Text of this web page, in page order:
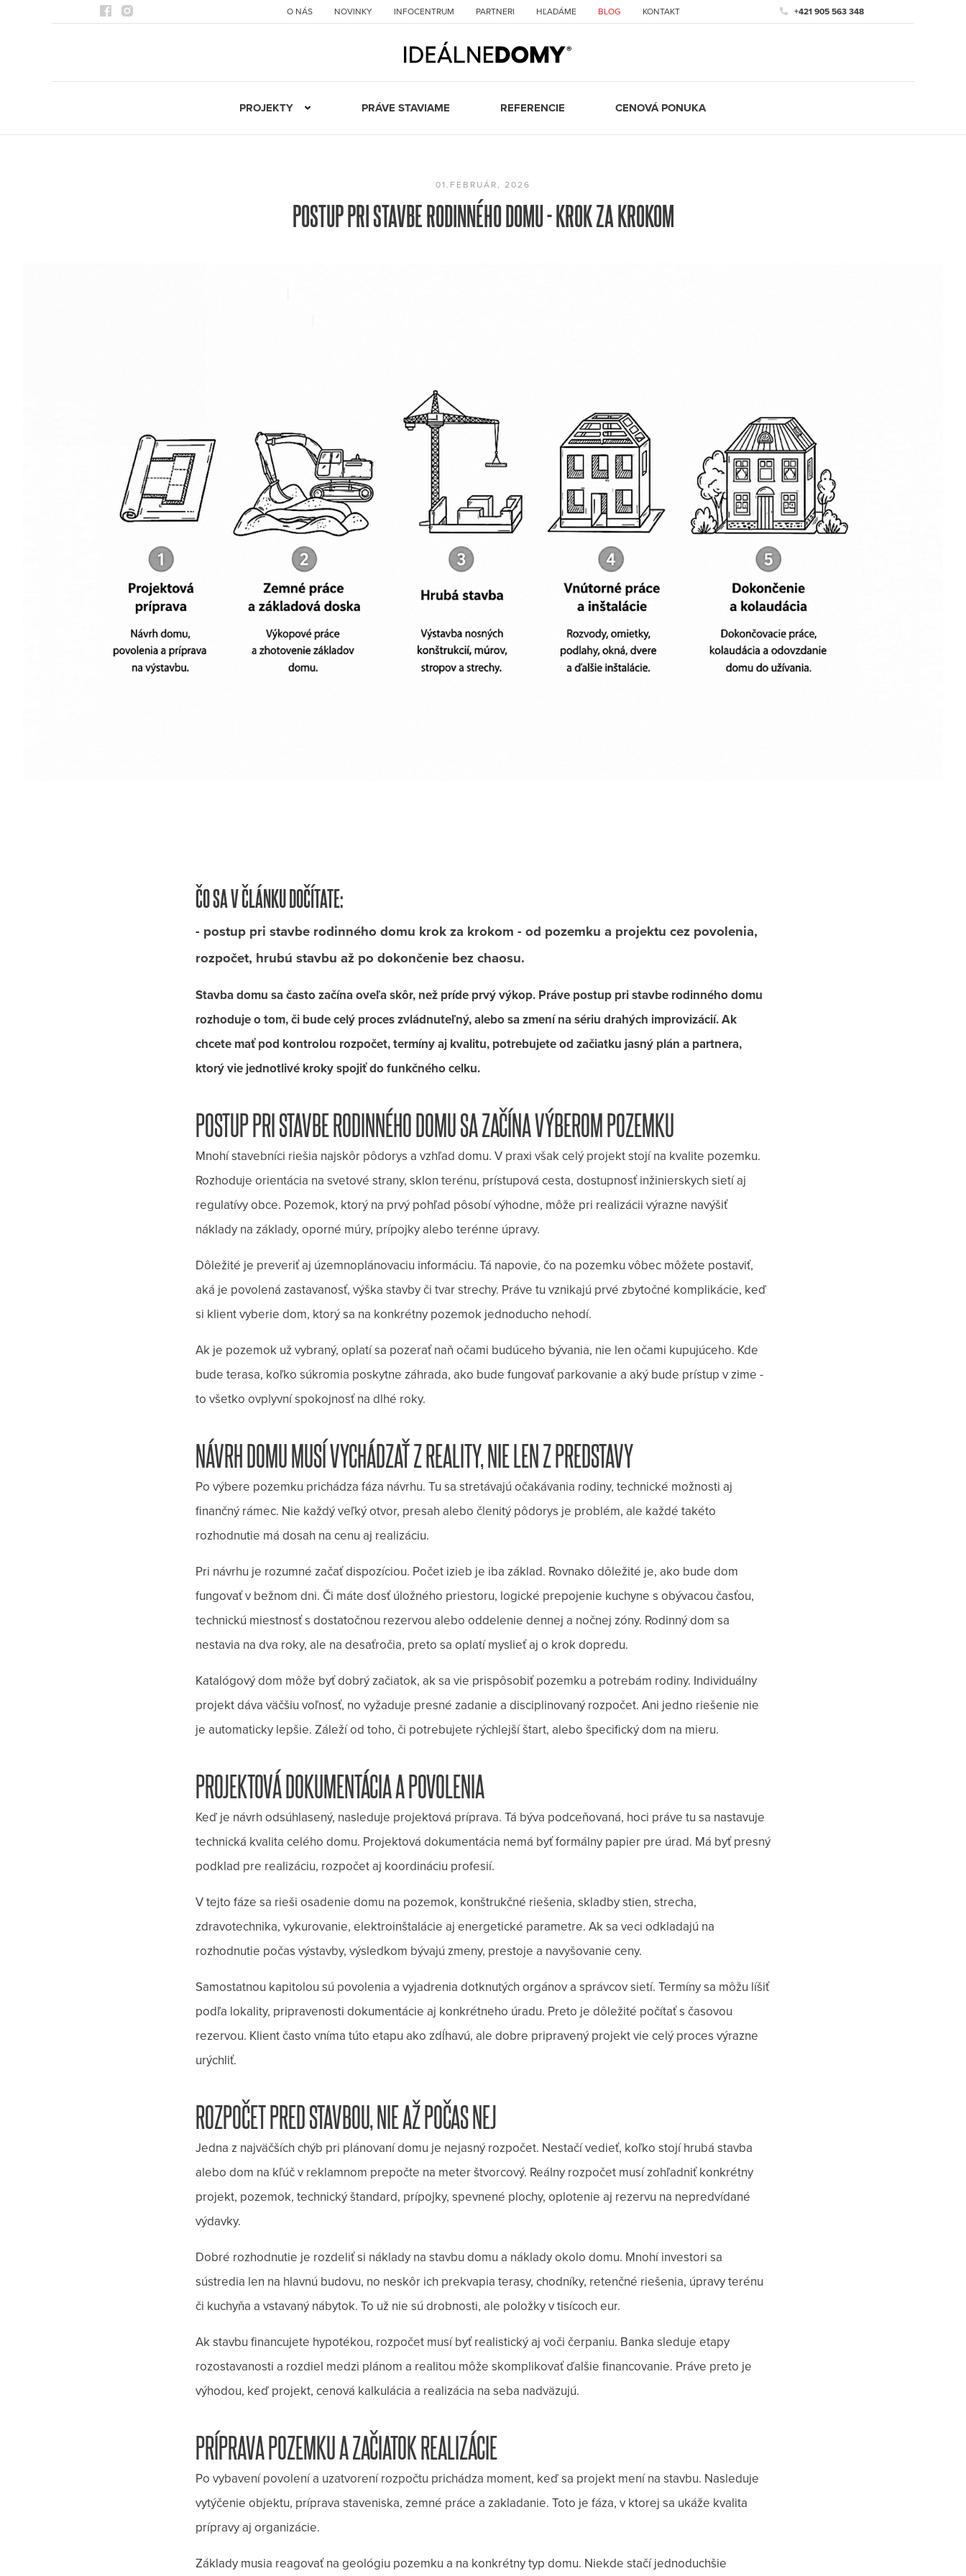
O NÁS NOVINKY INFOCENTRUM PARTNERI HĽADÁME BLOG KONTAKT +421 905 563 348
PROJEKTY PRÁVE STAVIAME REFERENCIE CENOVÁ PONUKA
01.FEBRUÁR, 2026
POSTUP PRI STAVBE RODINNÉHO DOMU - KROK ZA KROKOM
ČO SA V ČLÁNKU DOČÍTATE:
- postup pri stavbe rodinného domu krok za krokom - od pozemku a projektu cez povolenia,
rozpočet, hrubú stavbu až po dokončenie bez chaosu.
Stavba domu sa často začína oveľa skôr, než príde prvý výkop. Práve postup pri stavbe rodinného domu
rozhoduje o tom, či bude celý proces zvládnuteľný, alebo sa zmení na sériu drahých improvizácií. Ak
chcete mať pod kontrolou rozpočet, termíny aj kvalitu, potrebujete od začiatku jasný plán a partnera,
ktorý vie jednotlivé kroky spojiť do funkčného celku.
POSTUP PRI STAVBE RODINNÉHO DOMU SA ZAČÍNA VÝBEROM POZEMKU
Mnohí stavebníci riešia najskôr pôdorys a vzhľad domu. V praxi však celý projekt stojí na kvalite pozemku.
Rozhoduje orientácia na svetové strany, sklon terénu, prístupová cesta, dostupnosť inžinierskych sietí aj
regulatívy obce. Pozemok, ktorý na prvý pohľad pôsobí výhodne, môže pri realizácii výrazne navýšiť
náklady na základy, oporné múry, prípojky alebo terénne úpravy.
Dôležité je preveriť aj územnoplánovaciu informáciu. Tá napovie, čo na pozemku vôbec môžete postaviť,
aká je povolená zastavanosť, výška stavby či tvar strechy. Práve tu vznikajú prvé zbytočné komplikácie, keď
si klient vyberie dom, ktorý sa na konkrétny pozemok jednoducho nehodí.
Ak je pozemok už vybraný, oplatí sa pozerať naň očami budúceho bývania, nie len očami kupujúceho. Kde
bude terasa, koľko súkromia poskytne záhrada, ako bude fungovať parkovanie a aký bude prístup v zime -
to všetko ovplyvní spokojnosť na dlhé roky.
NÁVRH DOMU MUSÍ VYCHÁDZAŤ Z REALITY, NIE LEN Z PREDSTAVY
Po výbere pozemku prichádza fáza návrhu. Tu sa stretávajú očakávania rodiny, technické možnosti aj
finančný rámec. Nie každý veľký otvor, presah alebo členitý pôdorys je problém, ale každé takéto
rozhodnutie má dosah na cenu aj realizáciu.
Pri návrhu je rozumné začať dispozíciou. Počet izieb je iba základ. Rovnako dôležité je, ako bude dom
fungovať v bežnom dni. Či máte dosť úložného priestoru, logické prepojenie kuchyne s obývacou časťou,
technickú miestnosť s dostatočnou rezervou alebo oddelenie dennej a nočnej zóny. Rodinný dom sa
nestavia na dva roky, ale na desaťročia, preto sa oplatí myslieť aj o krok dopredu.
Katalógový dom môže byť dobrý začiatok, ak sa vie prispôsobiť pozemku a potrebám rodiny. Individuálny
projekt dáva väčšiu voľnosť, no vyžaduje presné zadanie a disciplinovaný rozpočet. Ani jedno riešenie nie
je automaticky lepšie. Záleží od toho, či potrebujete rýchlejší štart, alebo špecifický dom na mieru.
PROJEKTOVÁ DOKUMENTÁCIA A POVOLENIA
Keď je návrh odsúhlasený, nasleduje projektová príprava. Tá býva podceňovaná, hoci práve tu sa nastavuje
technická kvalita celého domu. Projektová dokumentácia nemá byť formálny papier pre úrad. Má byť presný
podklad pre realizáciu, rozpočet aj koordináciu profesií.
V tejto fáze sa rieši osadenie domu na pozemok, konštrukčné riešenia, skladby stien, strecha,
zdravotechnika, vykurovanie, elektroinštalácie aj energetické parametre. Ak sa veci odkladajú na
rozhodnutie počas výstavby, výsledkom bývajú zmeny, prestoje a navyšovanie ceny.
Samostatnou kapitolou sú povolenia a vyjadrenia dotknutých orgánov a správcov sietí. Termíny sa môžu líšiť
podľa lokality, pripravenosti dokumentácie aj konkrétneho úradu. Preto je dôležité počítať s časovou
rezervou. Klient často vníma túto etapu ako zdĺhavú, ale dobre pripravený projekt vie celý proces výrazne
urýchliť.
ROZPOČET PRED STAVBOU, NIE AŽ POČAS NEJ
Jedna z najväčších chýb pri plánovaní domu je nejasný rozpočet. Nestačí vedieť, koľko stojí hrubá stavba
alebo dom na kľúč v reklamnom prepočte na meter štvorcový. Reálny rozpočet musí zohľadniť konkrétny
projekt, pozemok, technický štandard, prípojky, spevnené plochy, oplotenie aj rezervu na nepredvídané
výdavky.
Dobré rozhodnutie je rozdeliť si náklady na stavbu domu a náklady okolo domu. Mnohí investori sa
sústredia len na hlavnú budovu, no neskôr ich prekvapia terasy, chodníky, retenčné riešenia, úpravy terénu
či kuchyňa a vstavaný nábytok. To už nie sú drobnosti, ale položky v tisícoch eur.
Ak stavbu financujete hypotékou, rozpočet musí byť realistický aj voči čerpaniu. Banka sleduje etapy
rozostavanosti a rozdiel medzi plánom a realitou môže skomplikovať ďalšie financovanie. Práve preto je
výhodou, keď projekt, cenová kalkulácia a realizácia na seba nadväzujú.
PRÍPRAVA POZEMKU A ZAČIATOK REALIZÁCIE
Po vybavení povolení a uzatvorení rozpočtu prichádza moment, keď sa projekt mení na stavbu. Nasleduje
vytýčenie objektu, príprava staveniska, zemné práce a zakladanie. Toto je fáza, v ktorej sa ukáže kvalita
prípravy aj organizácie.
Základy musia reagovať na geológiu pozemku a na konkrétny typ domu. Niekde stačí jednoduchšie